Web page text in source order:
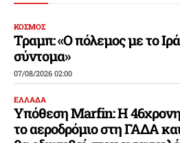
ΚΟΣΜΟΣ
Τραμπ: «Ο πόλεμος με το
σύντομα»
07/08/2026 02:00
ΕΛΛΑΔΑ
Υπόθεση Marfin: Η
το αεροδρόμιο στη ΓΑΔΑ